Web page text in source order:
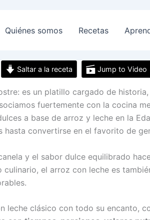
Quiénes somos Recetas
Saltar a la receta Jump to Video
es un platillo cargado de
fuertemente con la cocina
a base de arroz y leche en la
convertirse en el favorito de
y el sabor dulce equilibrado
el arroz con leche es
leche clásico con todo su encanto,